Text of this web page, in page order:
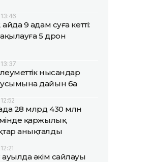
9 адам суға кетті:
5 дрон
нысандар
дайын ба
28 млрд 430 млн
қаржылық
анықталды
әкім сайлауы